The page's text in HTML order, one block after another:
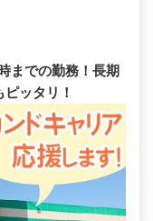
までの勤務！長期
ッタリ！